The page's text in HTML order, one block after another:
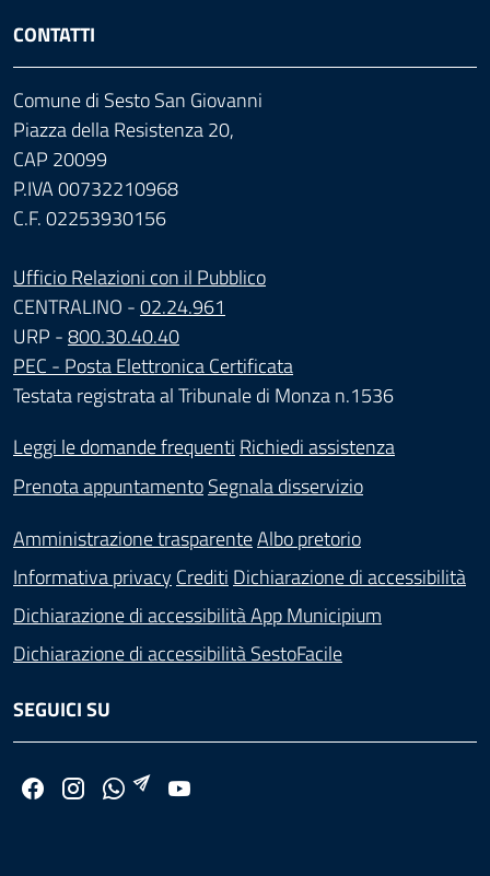
CONTATTI
Comune di Sesto San Giovanni
Piazza della Resistenza 20,
CAP 20099
P.IVA 00732210968
C.F. 02253930156
Ufficio Relazioni con il Pubblico
CENTRALINO -02.24.961
URP -800.30.40.40
PEC - Posta Elettronica Certificata
Testata registrata al Tribunale di Monza n.1536
Leggi le domande frequenti Richiedi assistenza
Prenota appuntamentoSegnala disservizio
Amministrazione trasparenteAlbo pretorio
Informativa privacy Crediti Dichiarazione di accessibilità
Dichiarazione di accessibilità App Municipium
Dichiarazione di accessibilità SestoFacile
SEGUICI SU